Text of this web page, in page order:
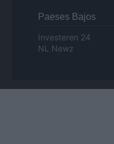
Paeses Bajos
Investeren 24
NL Newz